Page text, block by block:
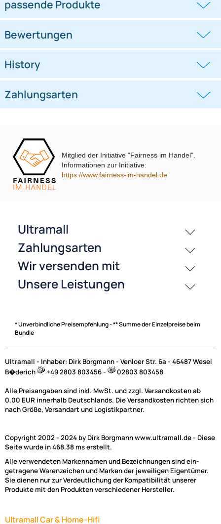
kompatibel mit Hyundai KIA
i10 i20 i30 i40 i45 i800 ix35 ix45 ohne
((0))
59,95 €
kompatibel mit VW Passat Golf
79,95 €
passende Produkte
Bewertungen
History
Zahlungsarten
Mitglied der Initiative "Fairness im Handel".
Informationen zur Initiative:
https://www.fairness-im-handel.de
* Unverbindliche Preisempfehlung - ** Summe der Einzelpreise beim
Bundle
Ultramall - Inhaber: Dirk Borgmann - Venloer Str. 6a - 46487 Wesel
B�derich
+49 2803 803456 - 02803 803458
Alle Preisangaben sind inkl. MwSt. und zzgl. Versandkosten ab
0,00 EUR innerhalb Deutschlands. Die Versandkosten richten sich
nach Größe, Versandart und Logistikpartner.
Copyright 2002 - 2024 by Dirk Borgmann www.ultramall.de - Diese
Seite wurde in 468.38 ms erstellt.
Alle verwendeten Markennamen und Bezeichnungen sind ein-
getragene Warenzeichen und Marken der jeweiligen Eigentümer.
Sie dienen nur zur Verdeutlichung der Kompatibilität unserer
Produkte mit den Produkten verschiedener Hersteller.
Ultramall Car & Home-Hifi